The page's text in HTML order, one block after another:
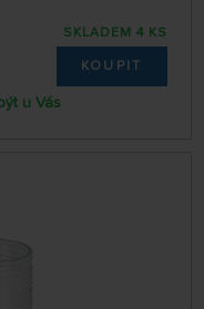
SKLADEM 4 KS
KOUPIT
u Vás